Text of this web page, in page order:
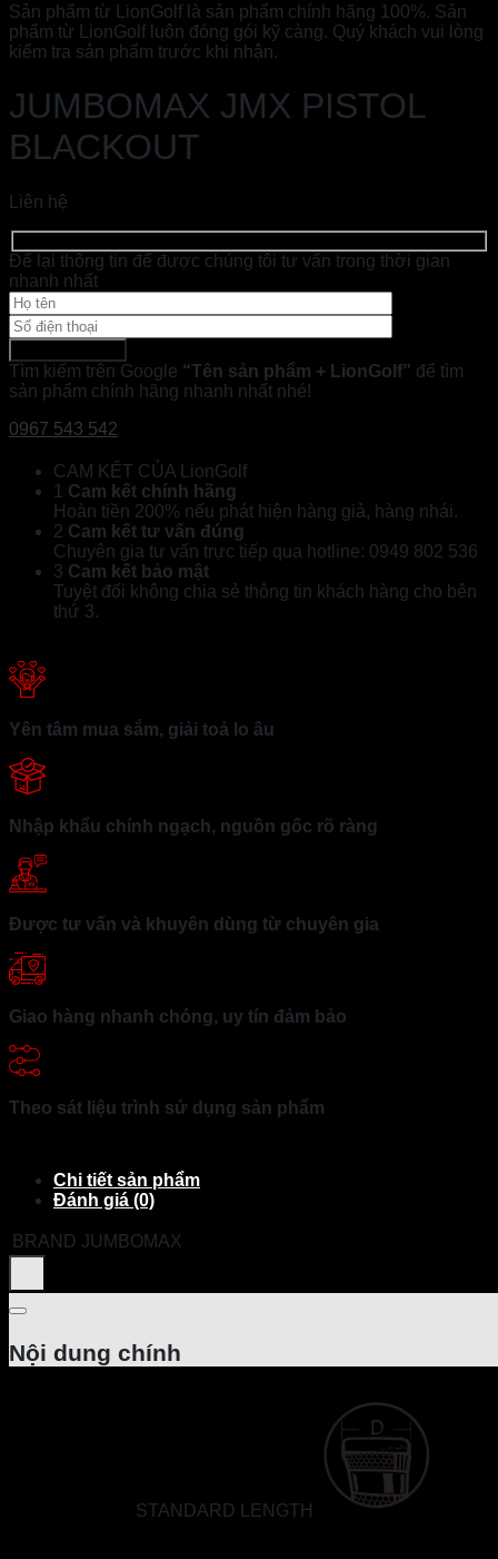
Sản phẩm từ LionGolf là sản phẩm chính hãng 100%. Sản
phẩm từ LionGolf luôn đóng gói kỹ càng. Quý khách vui lòng
kiểm tra sản phẩm trước khi nhận.
JUMBOMAX JMX PISTOL
BLACKOUT
Liên hệ
Để lại thông tin để được chúng tôi tư vấn trong thời gian
nhanh nhất
Tìm kiếm trên Google “Tên sản phẩm + LionGolf” để tìm
sản phẩm chính hãng nhanh nhất nhé!
0967 543 542
CAM KẾT CỦA LionGolf
1 Cam kết chính hãng
Hoàn tiền 200% nếu phát hiện hàng giả, hàng nhái.
2 Cam kết tư vấn đúng
Chuyên gia tư vấn trực tiếp qua hotline: 0949 802 536
3 Cam kết bảo mật
Tuyệt đối không chia sẻ thông tin khách hàng cho bên
thứ 3.
Yên tâm mua sắm, giải toả lo âu
Nhập khẩu chính ngạch, nguồn gốc rõ ràng
Được tư vấn và khuyên dùng từ chuyên gia
Giao hàng nhanh chóng, uy tín đảm bảo
Theo sát liệu trình sử dụng sản phẩm
Chi tiết sản phẩm
Đánh giá (0)
BRAND JUMBOMAX
Nội dung chính
STANDARD LENGTH